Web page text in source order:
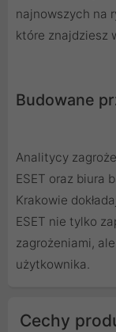
najnowszych na
które znajdziesz
Budowane
Analitycy
ESET oraz biura
Krakowie
ESET nie tylko
zagrożeniami,
użytkownika.
Cechy